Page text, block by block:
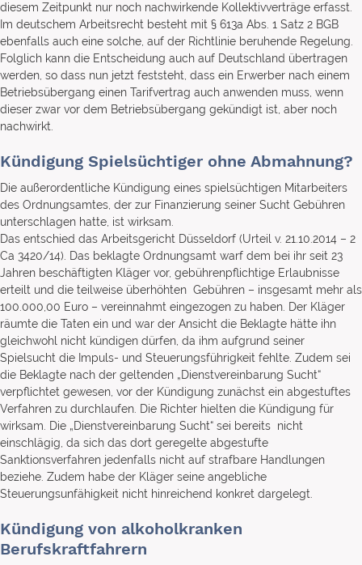
diesem Zeitpunkt nur noch nachwirkende Kollektivverträge erfasst.
Im deutschem Arbeitsrecht besteht mit § 613a Abs. 1 Satz 2 BGB
ebenfalls auch eine solche, auf der Richtlinie beruhende Regelung.
Folglich kann die Entscheidung auch auf Deutschland übertragen
werden, so dass nun jetzt feststeht, dass ein Erwerber nach einem
Betriebsübergang einen Tarifvertrag auch anwenden muss, wenn
dieser zwar vor dem Betriebsübergang gekündigt ist, aber noch
nachwirkt.
Kündigung Spielsüchtiger ohne Abmahnung?
Die außerordentliche Kündigung eines spielsüchtigen Mitarbeiters
des Ordnungsamtes, der zur Finanzierung seiner Sucht Gebühren
unterschlagen hatte, ist wirksam.
Das entschied das Arbeitsgericht Düsseldorf (Urteil v. 21.10.2014 – 2
Ca 3420/14). Das beklagte Ordnungsamt warf dem bei ihr seit 23
Jahren beschäftigten Kläger vor, gebührenpflichtige Erlaubnisse
erteilt und die teilweise überhöhten Gebühren – insgesamt mehr als
100.000,00 Euro – vereinnahmt eingezogen zu haben. Der Kläger
räumte die Taten ein und war der Ansicht die Beklagte hätte ihn
gleichwohl nicht kündigen dürfen, da ihm aufgrund seiner
Spielsucht die Impuls- und Steuerungsführigkeit fehlte. Zudem sei
die Beklagte nach der geltenden „Dienstvereinbarung Sucht“
verpflichtet gewesen, vor der Kündigung zunächst ein abgestuftes
Verfahren zu durchlaufen. Die Richter hielten die Kündigung für
wirksam. Die „Dienstvereinbarung Sucht“ sei bereits nicht
einschlägig, da sich das dort geregelte abgestufte
Sanktionsverfahren jedenfalls nicht auf strafbare Handlungen
beziehe. Zudem habe der Kläger seine angebliche
Steuerungsunfähigkeit nicht hinreichend konkret dargelegt.
Kündigung von alkoholkranken
Berufskraftfahrern